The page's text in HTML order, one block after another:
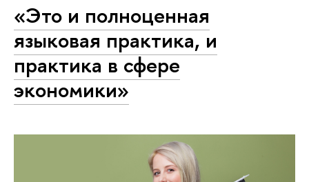
«Это и полноценная
языковая практика, и
практика в сфере
экономики»